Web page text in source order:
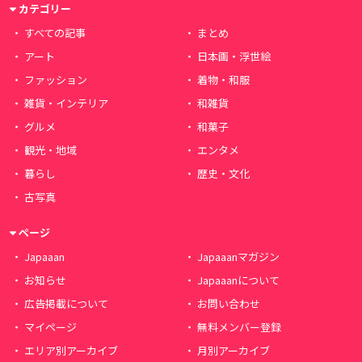
カテゴリー
すべての記事
まとめ
アート
日本画・浮世絵
ファッション
着物・和服
雑貨・インテリア
和雑貨
グルメ
和菓子
観光・地域
エンタメ
暮らし
歴史・文化
古写真
ページ
Japaaan
Japaaanマガジン
お知らせ
Japaaanについて
広告掲載について
お問い合わせ
マイページ
無料メンバー登録
エリア別アーカイブ
月別アーカイブ